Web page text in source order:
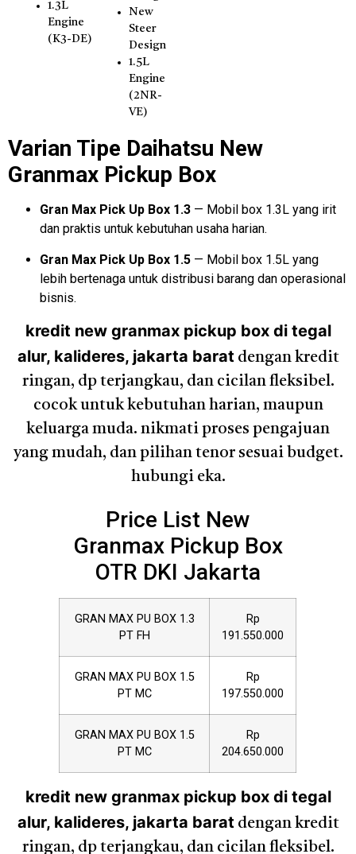
1.3L
Engine
(K3-DE)
New
Steer
Design
1.5L
Engine
(2NR-
VE)
Varian Tipe Daihatsu New
Granmax Pickup Box
Gran Max Pick Up Box 1.3 — Mobil box 1.3L yang irit
dan praktis untuk kebutuhan usaha harian.
Gran Max Pick Up Box 1.5 — Mobil box 1.5L yang
lebih bertenaga untuk distribusi barang dan operasional
bisnis.
kredit new granmax pickup box di tegal
alur, kalideres, jakarta barat dengan kredit
ringan, dp terjangkau, dan cicilan fleksibel.
cocok untuk kebutuhan harian, maupun
keluarga muda. nikmati proses pengajuan
yang mudah, dan pilihan tenor sesuai budget.
hubungi eka.
Price List New
Granmax Pickup Box
OTR DKI Jakarta
GRAN MAX PU BOX 1.3
PT FH
Rp
191.550.000
GRAN MAX PU BOX 1.5
PT MC
Rp
197.550.000
GRAN MAX PU BOX 1.5
PT MC
Rp
204.650.000
kredit new granmax pickup box di tegal
alur, kalideres, jakarta barat dengan kredit
ringan, dp terjangkau, dan cicilan fleksibel.